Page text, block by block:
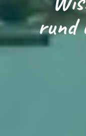
rund